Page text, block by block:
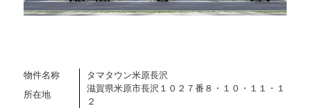
物件名称
タマタウン米原長沢
所在地
滋賀県米原市長沢１０２７番８・１０・１１・１
２